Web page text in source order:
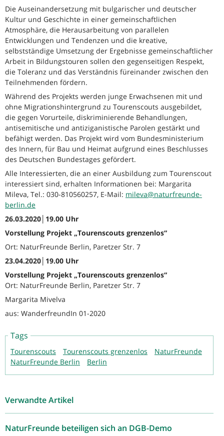
Die Auseinandersetzung mit bulgarischer und deutscher
Kultur und Geschichte in einer gemeinschaftlichen
Atmosphäre, die Herausarbeitung von parallelen
Entwicklungen und Tendenzen und die kreative,
selbstständige Umsetzung der Ergebnisse gemeinschaftlicher
Arbeit in Bildungstouren sollen den gegenseitigen Respekt,
die Toleranz und das Verständnis füreinander zwischen den
Teilnehmenden fördern.
Während des Projekts werden junge Erwachsenen mit und
ohne Migrationshintergrund zu Tourenscouts ausgebildet,
die gegen Vorurteile, diskriminierende Behandlungen,
antisemitische und antiziganistische Parolen gestärkt und
befähigt werden. Das Projekt wird vom Bundesministerium
des Innern, für Bau und Heimat aufgrund eines Beschlusses
des Deutschen Bundestages gefördert.
Alle Interessierten, die an einer Ausbildung zum Tourenscout
interessiert sind, erhalten Informationen bei: Margarita
Mileva, Tel.: 030-810560257, E-Mail: mileva@naturfreunde-
berlin.de
26.03.2020│19.00 Uhr
Vorstellung Projekt „Tourenscouts grenzenlos“
Ort: NaturFreunde Berlin, Paretzer Str. 7
23.04.2020│19.00 Uhr
Vorstellung Projekt „Tourenscouts grenzenlos“
Ort: NaturFreunde Berlin, Paretzer Str. 7
Margarita Mivelva
aus: WanderfreundIn 01-2020
Tags
Tourenscouts Tourenscouts grenzenlos
NaturFreunde
NaturFreunde Berlin
Berlin
Verwandte Artikel
NaturFreunde beteiligen sich an DGB-Demo